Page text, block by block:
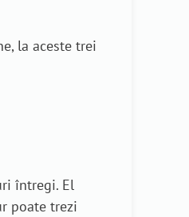
la aceste trei
întregi. El
poate trezi